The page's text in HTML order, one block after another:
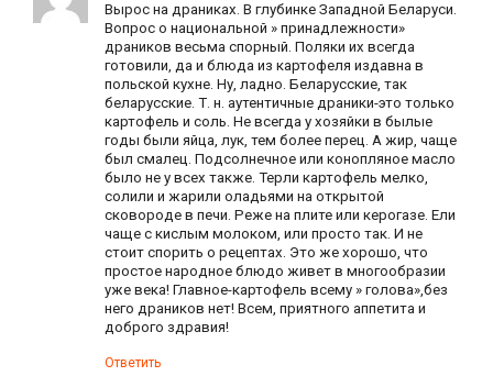
Вырос на драниках. В глубинке Западной Беларуси.
Вопрос о национальной » принадлежности»
драников весьма спорный. Поляки их всегда
готовили, да и блюда из картофеля издавна в
польской кухне. Ну, ладно. Беларусские, так
беларусские. Т. н. аутентичные драники-это только
картофель и соль. Не всегда у хозяйки в былые
годы были яйца, лук, тем более перец. А жир, чаще
был смалец. Подсолнечное или конопляное масло
было не у всех также. Терли картофель мелко,
солили и жарили оладьями на открытой
сковороде в печи. Реже на плите или керогазе. Ели
чаще с кислым молоком, или просто так. И не
стоит спорить о рецептах. Это же хорошо, что
простое народное блюдо живет в многообразии
уже века! Главное-картофель всему » голова»,без
него драников нет! Всем, приятного аппетита и
доброго здравия!
Ответить